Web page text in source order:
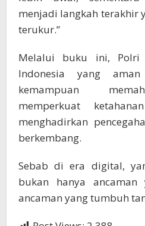
menjadi langkah terakhir
terukur.”
Melalui buku ini, Polri
Indonesia yang
kemampuan
memperkuat
menghadirkan
berkembang.
Sebab di era digital,
bukan hanya
ancaman yang tumbuh